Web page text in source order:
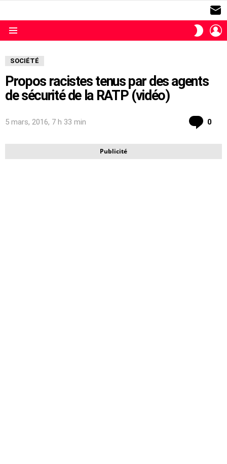
SKIN
SOCIÉTÉ
Propos racistes tenus par des agents
de sécurité de la RATP (vidéo)
5 mars, 2016, 7 h 33 min 0
Publicité